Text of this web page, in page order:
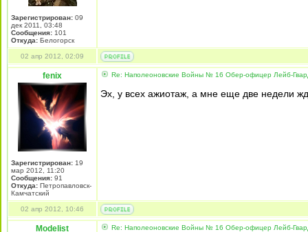
Зарегистрирован: 09
дек 2011, 03:48
Сообщения: 101
Откуда: Белогорск
02 апр 2012, 02:09
fenix
Зарегистрирован: 19
мар 2012, 11:20
Сообщения: 91
Откуда: Петропавловск-
Камчатский
Re: Наполеоновские Войны № 16 Обер-офицер Лейб-
Эх, у всех ажиотаж, а мне еще две недели
02 апр 2012, 10:46
Modelist Re: Наполеоновские Войны № 16 Обер-офицер Лейб-